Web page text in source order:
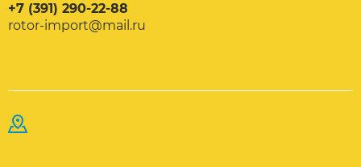
+7 (391) 290-22-88
rotor-import@mail.ru